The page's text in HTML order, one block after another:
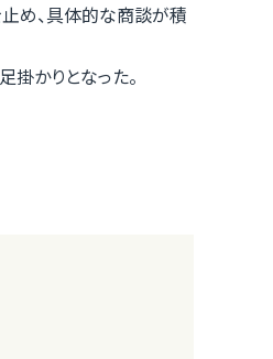
め、具体的な商談が積
かりとなった。